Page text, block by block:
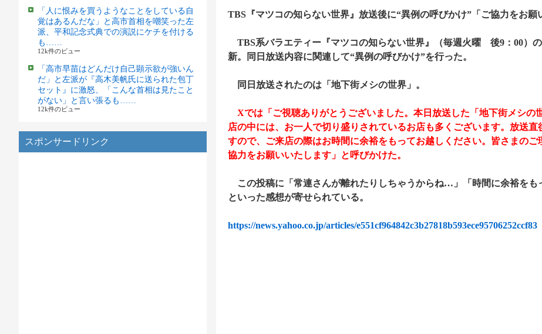
「人に恨みを買うようなことをしている自
覚はあるんだな」と高市首相を嘲笑った左
派、平和記念式典での演説にケチを付ける
も……
12k件のビュー
「高市早苗はどんだけ自己顕示欲が強いん
だ」と左派が『高木美帆氏に送られた包丁
セット』に激怒、「こんな首相は見たこと
がない」と言い張るも……
12k件のビュー
スポンサードリンク
TBS『マツコの知らない世界』放送後に“異例の呼びかけ”「ご協力をお願
TBS系バラエティー『マツコの知らない世界』（毎週火曜 後9：00）
新。同日放送内容に関連して“異例の呼びかけ”を行った。
同日放送されたのは「地下街メシの世界」。
Xでは「ご視聴ありがとうございました。本日放送した「地下街メシの
店の中には、お一人で切り盛りされているお店も多くございます。放送直
すので、ご来店の際はお時間に余裕をもってお越しください。皆さまのご
協力をお願いいたします」と呼びかけた。
この投稿に「常連さんが離れたりしちゃうからね…」「時間に余裕をも
といった感想が寄せられている。
https://news.yahoo.co.jp/articles/e551cf964842c3b27818b593ece95706252ccf83